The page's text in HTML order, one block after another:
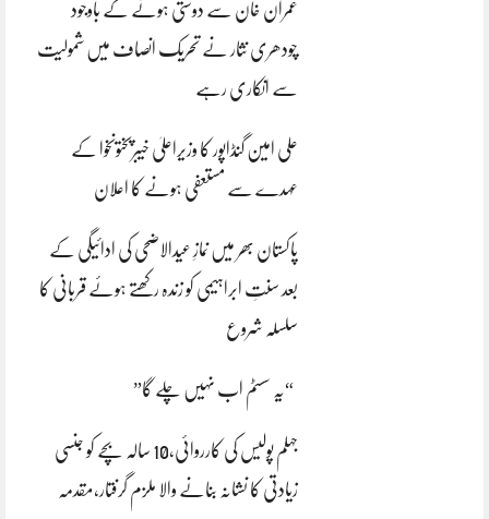
عمران خان سے دوستی ہونے کے باوجود
چودھری نثار نے تحریک انصاف میں شمولیت
سے انکاری رہے
علی امین گنڈاپور کا وزیراعلیٰ خیبرپختونخوا کے
عہدے سے مستعفی ہونے کا اعلان
پاکستان بھر میں نمازِ عیدالاضحی کی ادائیگی کے
بعد سنتِ ابراہیمی کو زندہ رکھتے ہوئے قربانی کا
سلسلہ شروع
“یہ سسٹم اب نہیں چلے گا”
جہلم پولیس کی کارروائی،10 سالہ بچے کو جنسی
زیادتی کا نشانہ بنانے والا ملزم گرفتار،مقدمہ